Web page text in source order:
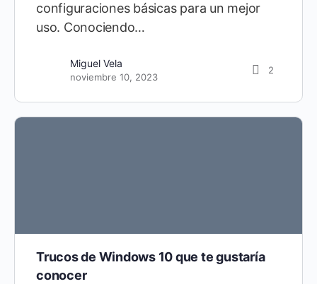
configuraciones básicas para un mejor
uso. Conociendo…
Miguel Vela
noviembre 10, 2023
2
Trucos de Windows 10 que te gustaría
conocer